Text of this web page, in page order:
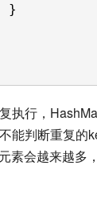
}
执行，
能判断重复的
素会越来越多